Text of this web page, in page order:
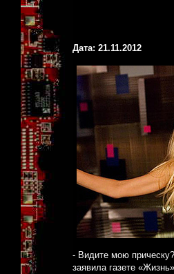
Дата: 21.11.2012
- Видите мою
заявила газете